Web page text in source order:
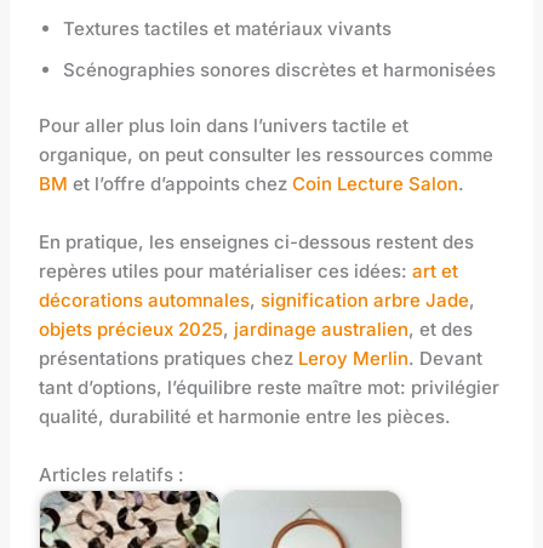
Textures tactiles et matériaux vivants
Scénographies sonores discrètes et harmonisées
Pour aller plus loin dans l’univers tactile et
organique, on peut consulter les ressources comme
BM et l’offre d’appoints chezCoin Lecture Salon.
En pratique, les enseignes ci-dessous restent des
repères utiles pour matérialiser ces idées:art et
décorations automnales,signification arbre Jade,
objets précieux 2025, jardinage australien, et des
présentations pratiques chez Leroy Merlin. Devant
tant d’options, l’équilibre reste maître mot: privilégier
qualité, durabilité et harmonie entre les pièces.
Articles relatifs :